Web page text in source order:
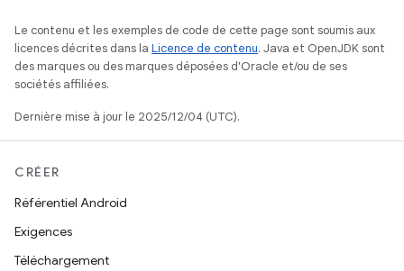
Le contenu et les exemples de code de cette page sont soumis aux
licences décrites dans la Licence de contenu. Java et OpenJDK sont
des marques ou des marques déposées d'Oracle et/ou de ses
sociétés affiliées.
Dernière mise à jour le 2025/12/04 (UTC).
CRÉER
Référentiel Android
Exigences
Téléchargement